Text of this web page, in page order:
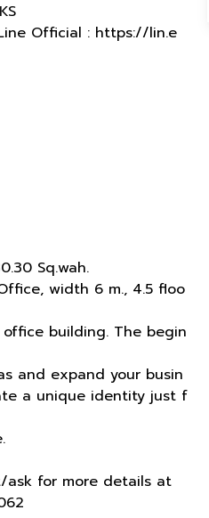
Official : https://lin.e
Sq.wah.
width 6 m., 4.5 floo
building. The begin
and expand your busin
a unique identity just f
ask for more details at